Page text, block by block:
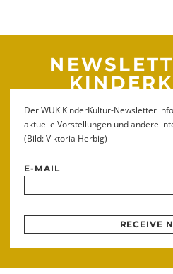
Der WUK KinderKultur-Newsletter
aktuelle Vorstellungen und andere
(Bild: Viktoria Herbig)
E-MAIL
RECEIVE